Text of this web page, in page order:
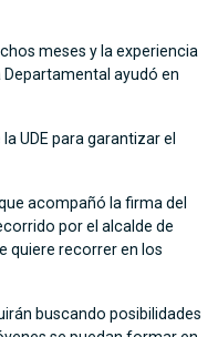
meses y la experiencia
ayudó en
UDE para garantizar el
acompañó la firma del
por el alcalde de
quiere recorrer en los
buscando posibilidades